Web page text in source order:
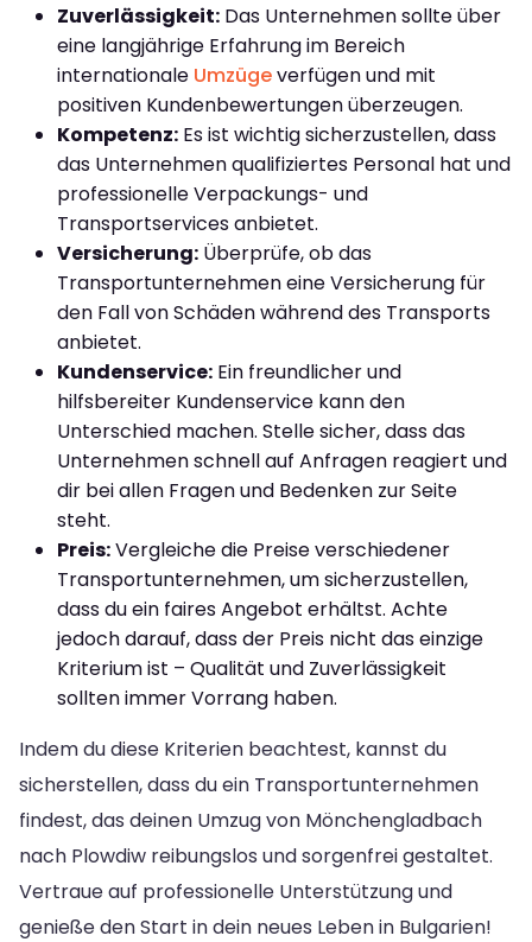
Zuverlässigkeit: Das Unternehmen sollte über
eine langjährige Erfahrung im Bereich
internationale Umzügeverfügen und mit
positiven Kundenbewertungen überzeugen.
Kompetenz: Es ist wichtig sicherzustellen, dass
das Unternehmen qualifiziertes Personal hat und
professionelle Verpackungs- und
Transportservices anbietet.
Versicherung: Überprüfe, ob das
Transportunternehmen eine Versicherung für
den Fall von Schäden während des Transports
anbietet.
Kundenservice: Ein freundlicher und
hilfsbereiter Kundenservice kann den
Unterschied machen. Stelle sicher, dass das
Unternehmen schnell auf Anfragen reagiert und
dir bei allen Fragen und Bedenken zur Seite
steht.
Preis:Vergleiche die Preise verschiedener
Transportunternehmen, um sicherzustellen,
dass du ein faires Angebot erhältst. Achte
jedoch darauf, dass der Preis nicht das einzige
Kriterium ist – Qualität und Zuverlässigkeit
sollten immer Vorrang haben.
Indem du diese Kriterien beachtest, kannst du
sicherstellen, dass du ein Transportunternehmen
findest, das deinen Umzug von Mönchengladbach
nach Plowdiw reibungslos und sorgenfrei gestaltet.
Vertraue auf professionelle Unterstützung und
genieße den Start in dein neues Leben in Bulgarien!